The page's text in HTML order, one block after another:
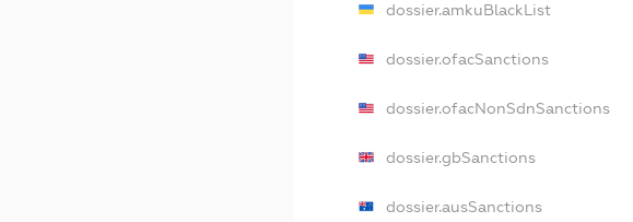
dossier.amkuBlackList
dossier.ofacSanctions
dossier.ofacNonSdnSanctions
dossier.gbSanctions
dossier.ausSanctions